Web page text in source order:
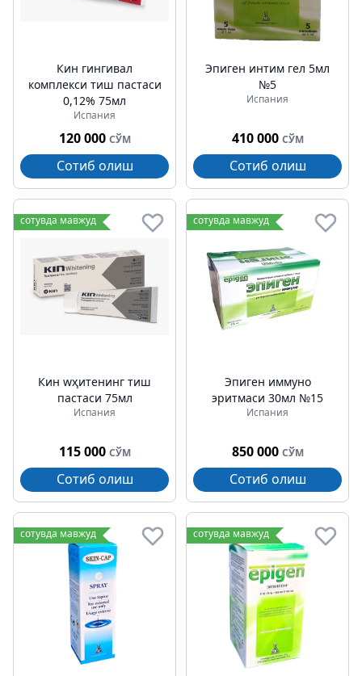
Кин гингивал
комплекси тиш пастаси
0,12% 75мл
Испания
120 000 СЎМ
Сотиб олиш
Эпиген интим гел 5мл
№5
Испания
410 000 СЎМ
Сотиб олиш
сотувда мавжуд
Кин wҳитенинг тиш
пастаси 75мл
Испания
115 000 СЎМ
Сотиб олиш
сотувда мавжуд
Эпиген иммуно
эритмаси 30мл №15
Испания
850 000 СЎМ
Сотиб олиш
сотувда мавжуд сотувда мавжуд